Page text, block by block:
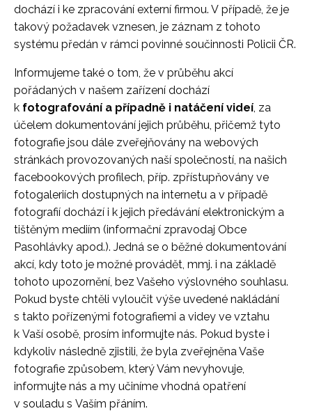
dochází i ke zpracování externí firmou. V případě, že je
takový požadavek vznesen, je záznam z tohoto
systému předán v rámci povinné součinnosti Policii ČR.
Informujeme také o tom, že v průběhu akcí
pořádaných v našem zařízení dochází
k fotografování a případně i natáčení videí, za
účelem dokumentování jejich průběhu, přičemž tyto
fotografie jsou dále zveřejňovány na webových
stránkách provozovaných naší společností, na našich
facebookových profilech, příp. zpřístupňovány ve
fotogaleriích dostupných na internetu a v případě
fotografií dochází i k jejich předávání elektronickým a
tištěným mediím (informační zpravodaj Obce
Pasohlávky apod.). Jedná se o běžné dokumentování
akcí, kdy toto je možné provádět, mmj. i na základě
tohoto upozornění, bez Vašeho výslovného souhlasu.
Pokud byste chtěli vyloučit výše uvedené nakládání
s takto pořízenými fotografiemi a videy ve vztahu
k Vaší osobě, prosím informujte nás. Pokud byste i
kdykoliv následně zjistili, že byla zveřejněna Vaše
fotografie způsobem, který Vám nevyhovuje,
informujte nás a my učiníme vhodná opatření
v souladu s Vaším přáním.